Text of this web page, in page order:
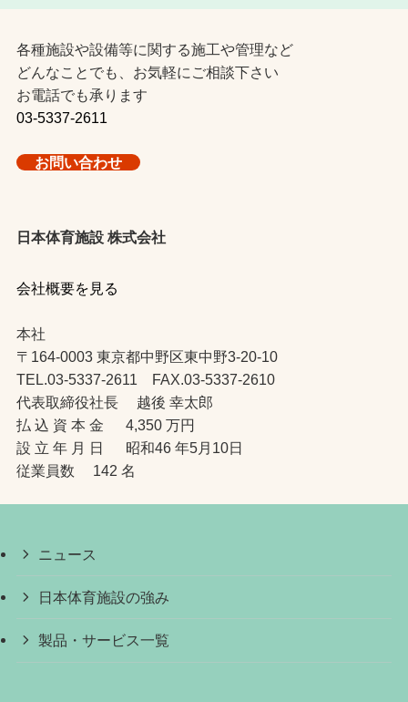
各種施設や設備等に関する施工や管理など
どんなことでも、お気軽にご相談下さい
お電話でも承ります
03-5337-2611
お問い合わせ
日本体育施設 株式会社
会社概要を見る
本社
〒164-0003 東京都中野区東中野3-20-10
TEL.03-5337-2611 FAX.03-5337-2610
代表取締役社長 越後 幸太郎
払 込 資 本 金 4,350 万円
設 立 年 月 日 昭和46 年5月10日
従業員数 142 名
ニュース
日本体育施設の強み
製品・サービス一覧